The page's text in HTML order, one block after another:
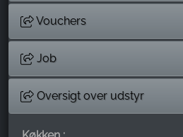
Vouchers
Job
Oversigt over udstyr